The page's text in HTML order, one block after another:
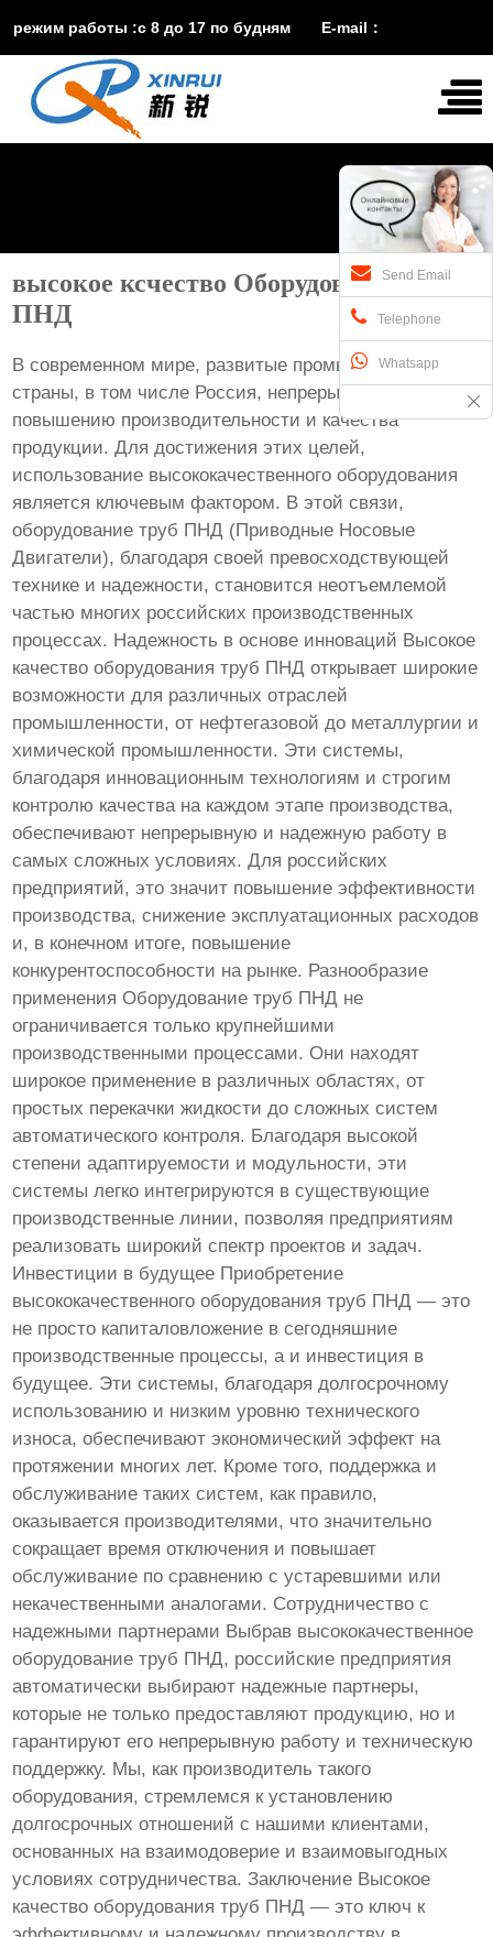
режим работы :с 8 до 17 по будням E-mail：
vira@xinruisuji.comWhatsApp： 
высокое ксчество Оборудование труб
ПНД
В современном мире, развитые промышленные
страны, в том числе Россия, непрерывно стремятся к
повышению производительности и качества
продукции. Для достижения этих целей,
использование высококачественного оборудования
является ключевым фактором. В этой связи,
оборудование труб ПНД (Приводные Носовые
Двигатели), благодаря своей превосходствующей
технике и надежности, становится неотъемлемой
частью многих российских производственных
процессах. Надежность в основе инноваций Высокое
качество оборудования труб ПНД открывает широкие
возможности для различных отраслей
промышленности, от нефтегазовой до металлургии и
химической промышленности. Эти системы,
благодаря инновационным технологиям и строгим
контролю качества на каждом этапе производства,
обеспечивают непрерывную и надежную работу в
самых сложных условиях. Для российских
предприятий, это значит повышение эффективности
производства, снижение эксплуатационных расходов
и, в конечном итоге, повышение
конкурентоспособности на рынке. Разнообразие
применения Оборудование труб ПНД не
ограничивается только крупнейшими
производственными процессами. Они находят
широкое применение в различных областях, от
простых перекачки жидкости до сложных систем
автоматического контроля. Благодаря высокой
степени адаптируемости и модульности, эти
системы легко интегрируются в существующие
производственные линии, позволяя предприятиям
реализовать широкий спектр проектов и задач.
Инвестиции в будущее Приобретение
высококачественного оборудования труб ПНД — это
не просто капиталовложение в сегодняшние
производственные процессы, а и инвестиция в
будущее. Эти системы, благодаря долгосрочному
использованию и низким уровню технического
износа, обеспечивают экономический эффект на
протяжении многих лет. Кроме того, поддержка и
обслуживание таких систем, как правило,
оказывается производителями, что значительно
сокращает время отключения и повышает
обслуживание по сравнению с устаревшими или
некачественными аналогами. Сотрудничество с
надежными партнерами Выбрав высококачественное
оборудование труб ПНД, российские предприятия
автоматически выбирают надежные партнеры,
которые не только предоставляют продукцию, но и
гарантируют его непрерывную работу и техническую
поддержку. Мы, как производитель такого
оборудования, стремлемся к установлению
долгосрочных отношений с нашими клиентами,
основанных на взаимодоверие и взаимовыгодных
условиях сотрудничества. Заключение Высокое
качество оборудования труб ПНД — это ключ к
Send Email
Telephone
Whatsapp